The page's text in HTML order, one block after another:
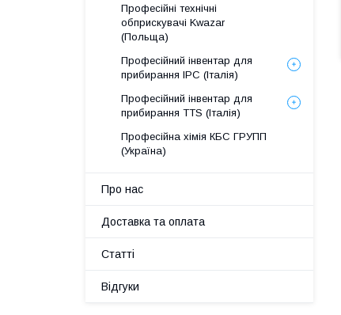
Професійні технічні
обприскувачі Kwazar
(Польща)
Професійний інвентар для
прибирання IPC (Італія)
Професійний інвентар для
прибирання TTS (Італія)
Професійна хімія КБС ГРУПП
(Україна)
Про нас
Доставка та оплата
Статті
Відгуки